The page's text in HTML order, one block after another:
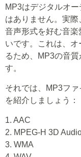
MP3はデジタルオ
はありません。実
音声形式を好む音
いです。これは、
るため、MP3の音
す。
それでは、MP3フ
を紹介しましょう：
1. AAC
2. MPEG-H 3D
3. WMA